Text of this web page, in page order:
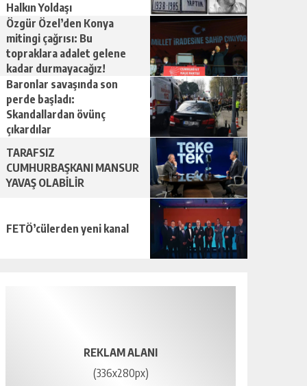
Halkın Yoldaşı
Özgür Özel’den Konya
mitingi çağrısı: Bu
topraklara adalet gelene
kadar durmayacağız!
Baronlar savaşında son
perde başladı:
Skandallardan övünç
çıkardılar
TARAFSIZ
CUMHURBAŞKANI MANSUR
YAVAŞ OLABİLİR
FETÖ’cülerden yeni kanal
REKLAM ALANI
(336x280px)